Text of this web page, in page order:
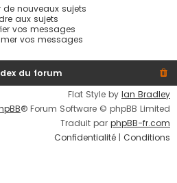
de nouveaux sujets
aux sujets
vos messages
vos messages
du forum
Flat Style by Ian Bradley
® Forum Software © phpBB Limited
Traduit par phpBB-fr.com
Confidentialité | Conditions